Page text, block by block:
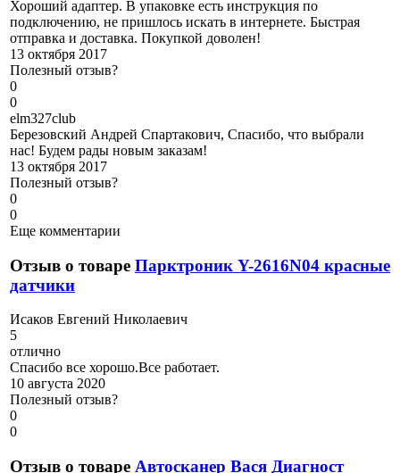
Хороший адаптер. В упаковке есть инструкция по
подключению, не пришлось искать в интернете. Быстрая
отправка и доставка. Покупкой доволен!
13 октября 2017
Полезный отзыв?
0
0
elm327club
Березовский Андрей Спартакович, Спасибо, что выбрали
нас! Будем рады новым заказам!
13 октября 2017
Полезный отзыв?
0
0
Еще комментарии
Отзыв о товаре Парктроник Y-2616N04 красные
датчики
Исаков Евгений Николаевич
5
отлично
Спасибо все хорошо.Все работает.
10 августа 2020
Полезный отзыв?
0
0
Отзыв о товаре Автосканер Вася Диагност